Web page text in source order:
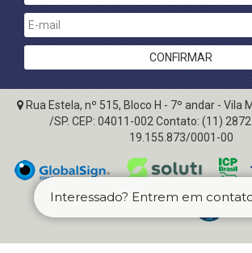
Rua Estela, nº 515, Bloco H - 7º andar - Vila
/SP. CEP: 04011-002Contato: (11)
19.155.873/0001-00
Interessado? Entrem em